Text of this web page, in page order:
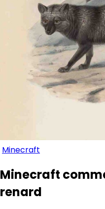
Minecraft
Minecraft
renard